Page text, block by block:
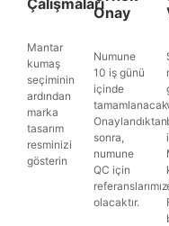
Mantar
kumaş
seçiminin
ardından
marka
tasarım
resminizi
gösterin
Onay
Numune
10 iş günü
içinde
Onaylandıktan
sonra,
numune
QC için
referanslarımız
olacaktır.